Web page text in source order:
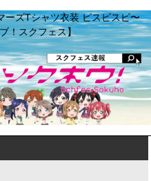
ーズTシャツ衣装 ピスピスピ〜
！スクフェス】